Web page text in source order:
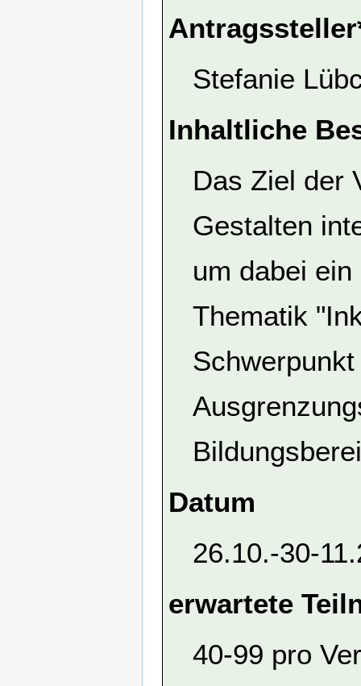
Stefanie
Inhaltliche
Das Ziel der
Gestalten
um dabei
Thematik
Datum
26.10.-30-
erwartete
40-99 pro